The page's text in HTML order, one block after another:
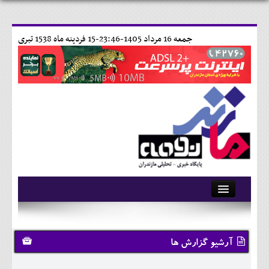
15 فردينه ماه 1538 تبری جمعه 16 مرداد 1405-23:46-
آرشیو
تماس با ما
وبلاگ
آرشیو گزارش ها